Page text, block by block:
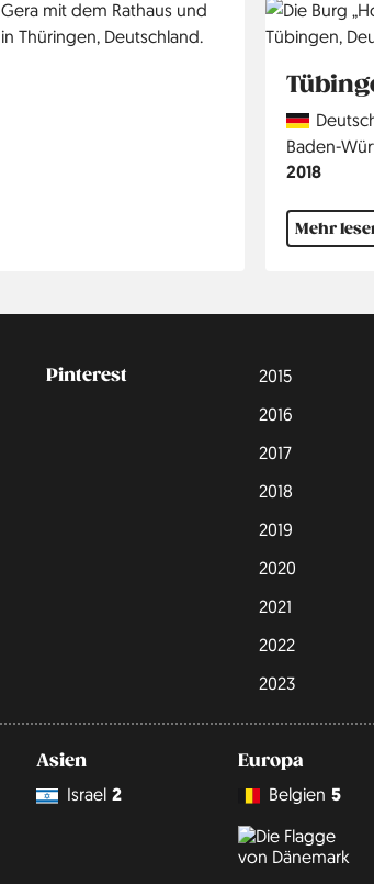
Country
Region
Baden-
Jahr
2018
Mehr
Social
Pinterest
2015
2016
2017
2018
2019
2020
2021
2022
2023
Asien
Israel 2
Europa
Belgien 5